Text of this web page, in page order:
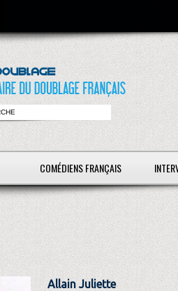
COMÉDIENS FRANÇAIS
Allain Juliette